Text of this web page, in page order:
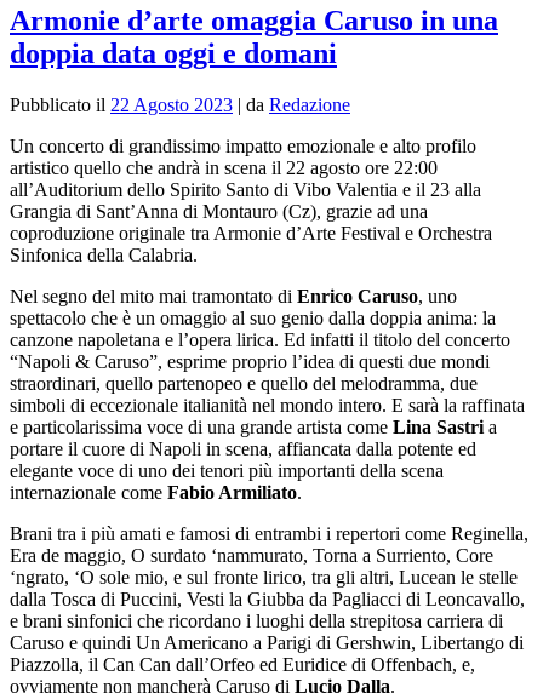
Armonie d’arte omaggia Caruso in una
doppia data oggi e domani
Pubblicato il 22 Agosto 2023 | da Redazione
Un concerto di grandissimo impatto emozionale e alto profilo
artistico quello che andrà in scena il 22 agosto ore 22:00
all’Auditorium dello Spirito Santo di Vibo Valentia e il 23 alla
Grangia di Sant’Anna di Montauro (Cz), grazie ad una
coproduzione originale tra Armonie d’Arte Festival e Orchestra
Sinfonica della Calabria.
Nel segno del mito mai tramontato di Enrico Caruso, uno
spettacolo che è un omaggio al suo genio dalla doppia anima: la
canzone napoletana e l’opera lirica. Ed infatti il titolo del concerto
“Napoli & Caruso”, esprime proprio l’idea di questi due mondi
straordinari, quello partenopeo e quello del melodramma, due
simboli di eccezionale italianità nel mondo intero. E sarà la raffinata
e particolarissima voce di una grande artista come Lina Sastri a
portare il cuore di Napoli in scena, affiancata dalla potente ed
elegante voce di uno dei tenori più importanti della scena
internazionale come Fabio Armiliato.
Brani tra i più amati e famosi di entrambi i repertori come Reginella,
Era de maggio, O surdato ‘nammurato, Torna a Surriento, Core
‘ngrato, ‘O sole mio, e sul fronte lirico, tra gli altri, Lucean le stelle
dalla Tosca di Puccini, Vesti la Giubba da Pagliacci di Leoncavallo,
e brani sinfonici che ricordano i luoghi della strepitosa carriera di
Caruso e quindi Un Americano a Parigi di Gershwin, Libertango di
Piazzolla, il Can Can dall’Orfeo ed Euridice di Offenbach, e,
ovviamente non mancherà Caruso di Lucio Dalla.